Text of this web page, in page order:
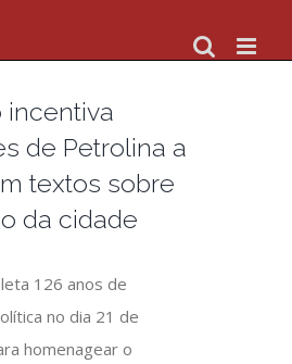
incentiva
de Petrolina a
textos sobre
da cidade
126 anos de
no dia 21 de
homenagear o